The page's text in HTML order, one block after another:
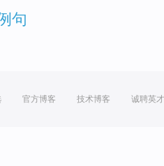
句
官方博客 技术博客 诚聘英才